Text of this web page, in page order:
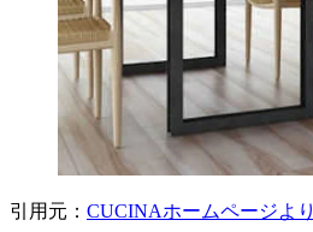
引用元： CUCINAホームページより